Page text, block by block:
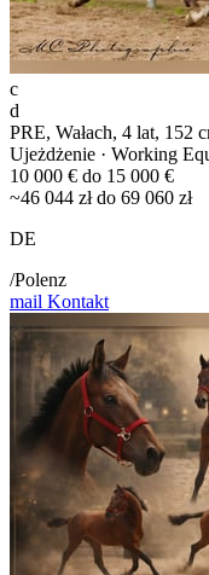
c
d
PRE, Wałach, 4 lat, 152
Ujeżdżenie · Working
10 000 € do 15 000 €
~46 044 zł do 69 060 zł
DE
/Polenz
mail Kontakt